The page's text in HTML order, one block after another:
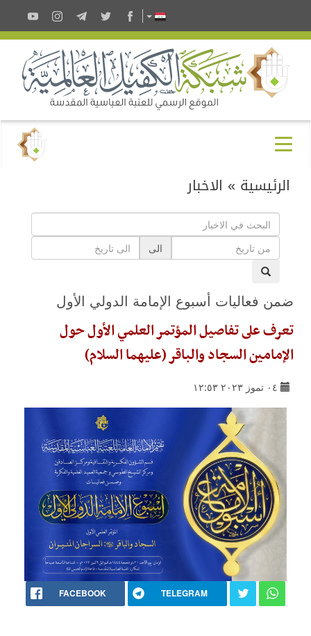
الرئيسية » الاخبار
الى
ضمن فعاليات أسبوع الإمامة الدولي الأول
تعرف على تفاصيل المؤتمر العلمي الأول حول
الإمامين السجاد والباقر (عليهما السلام)
٠٤ تموز ٢٠٢٣ ١٢:٥٣
FACEBOOK TELEGRAM